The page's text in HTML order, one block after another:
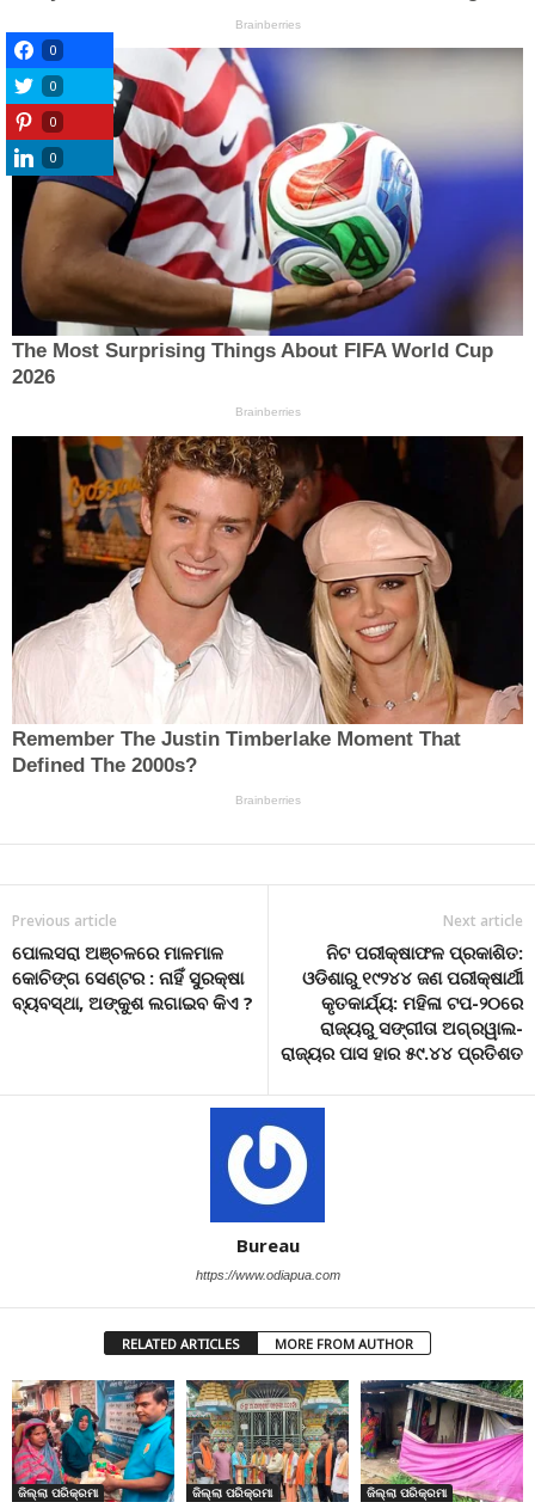
Previous article
ପୋଲସରା ଅଞ୍ଚଳରେ ମାଳମାଳ
କୋଚିଙ୍ଗ ସେଣ୍ଟର : ନାହିଁ ସୁରକ୍ଷା
ବ୍ୟବସ୍ଥା, ଅଙ୍କୁଶ ଲଗାଇବ କିଏ ?
Next article
ନିଟ ପରୀକ୍ଷାଫଳ ପ୍ରକାଶିତ:
ଓଡିଶାରୁ ୧୯୨୪୪ ଜଣ ପରୀକ୍ଷାର୍ଥୀ
କୃତକାର୍ଯ୍ୟ: ମହିଳା ଟପ-୨୦ରେ
ରାଜ୍ୟରୁ ସଙ୍ଗୀତା ଅଗ୍ରୱାଲ-
ରାଜ୍ୟର ପାସ ହାର ୫୯.୪୪ ପ୍ରତିଶତ
Bureau
https://www.odiapua.com
RELATED ARTICLES MORE FROM AUTHOR
ଜିଲ୍ଲା ପରିକ୍ରମା ଜିଲ୍ଲା ପରିକ୍ରମା ଜିଲ୍ଲା ପରିକ୍ରମା
0
0
0
0